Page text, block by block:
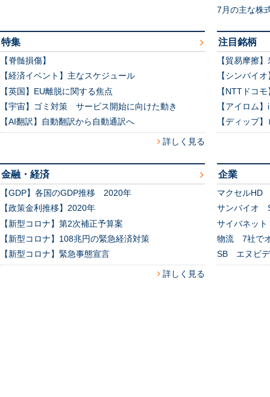
7月の主な株
特集
【脊髄損傷】
【経済イベント】主なスケジュール
【英国】EU離脱に関する焦点
【宇宙】ゴミ対策 サービス開始に向けた動き
【AI翻訳】自動翻訳から自動通訳へ
詳しく見る
注目銘柄
【貿易摩擦
【シンバイ
【NTTドコ
【アイロム
【ディップ
金融・経済
【GDP】各国のGDP推移 2020年
【政策金利推移】2020年
【新型コロナ】第2次補正予算案
【新型コロナ】108兆円の緊急経済対策
【新型コロナ】緊急事態宣言
詳しく見る
企業
マクセルHD
サンバイオ
サイバネッ
物流 7社で
SB エヌビデ